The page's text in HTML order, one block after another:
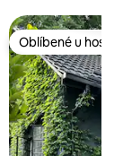
Oblíbené u hostů
Oblíbené u hostů